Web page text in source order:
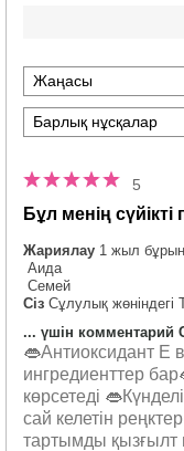
5
Бұл менің
Жариялау 1 жыл бұрын
Аида
Семей
Сіз Сұлулық жөніндегі
... үшін комментарий
👄Антиоксидант Е
ингредиенттер
көрсетеді
сай келетін
тартымды қызғылт